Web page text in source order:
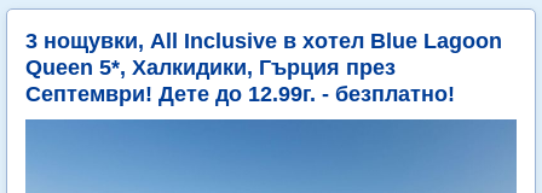
3 нощувки, All Inclusive в хотел Blue Lagoon
Queen 5*, Халкидики, Гърция през
Септември! Дете до 12.99г. - безплатно!